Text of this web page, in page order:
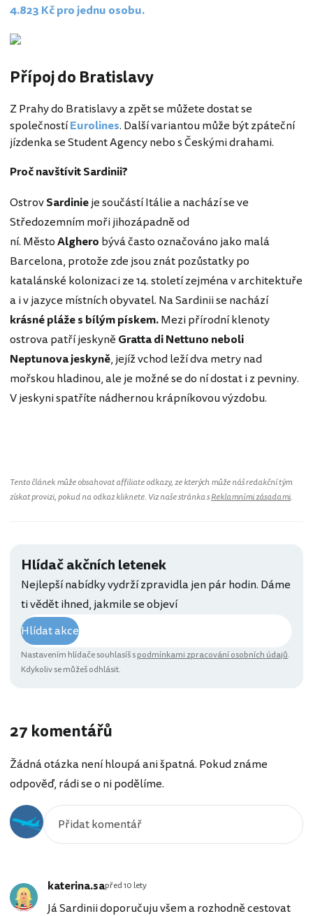
4.823 Kč pro jednu osobu.
Přípoj do Bratislavy
Z Prahy do Bratislavy a zpět se můžete dostat se
společnostíEurolines. Další variantou může být zpáteční
jízdenka se Student Agency nebo s Českými drahami.
Proč navštívit Sardinii?
OstrovSardinieje součástí Itálie a nachází se ve
Středozemním moři jihozápadně od
ní. MěstoAlghero bývá často označováno jako malá
Barcelona, protože zde jsou znát pozůstatky po
katalánské kolonizaci ze 14. století zejména v architektuře
a i v jazyce místních obyvatel. Na Sardinii se nachází
krásné pláže s bílým pískem.Mezi přírodní klenoty
ostrova patří jeskyně Gratta di Nettuno neboli
Neptunova jeskyně, jejíž vchod leží dva metry nad
mořskou hladinou, ale je možné se do ní dostat i z pevniny.
V jeskyni spatříte nádhernou krápníkovou výzdobu.
Tento článek může obsahovat affiliate odkazy, ze kterých může náš redakční tým
získat provizi, pokud na odkaz kliknete. Viz naše stránka sReklamními zásadami.
Hlídač akčních letenek
Nejlepší nabídky vydrží zpravidla jen pár hodin. Dáme
ti vědět ihned, jakmile se objeví
Hlídat akce
Nastavením hlídače souhlasíš spodmínkami zpracování osobních údajů.
Kdykoliv se můžeš odhlásit.
27 komentářů
Žádná otázka není hloupá ani špatná. Pokud známe
odpověď, rádi se o ni podělíme.
katerina.sapřed 10 lety
Já Sardinii doporučuju všem a rozhodně cestovat